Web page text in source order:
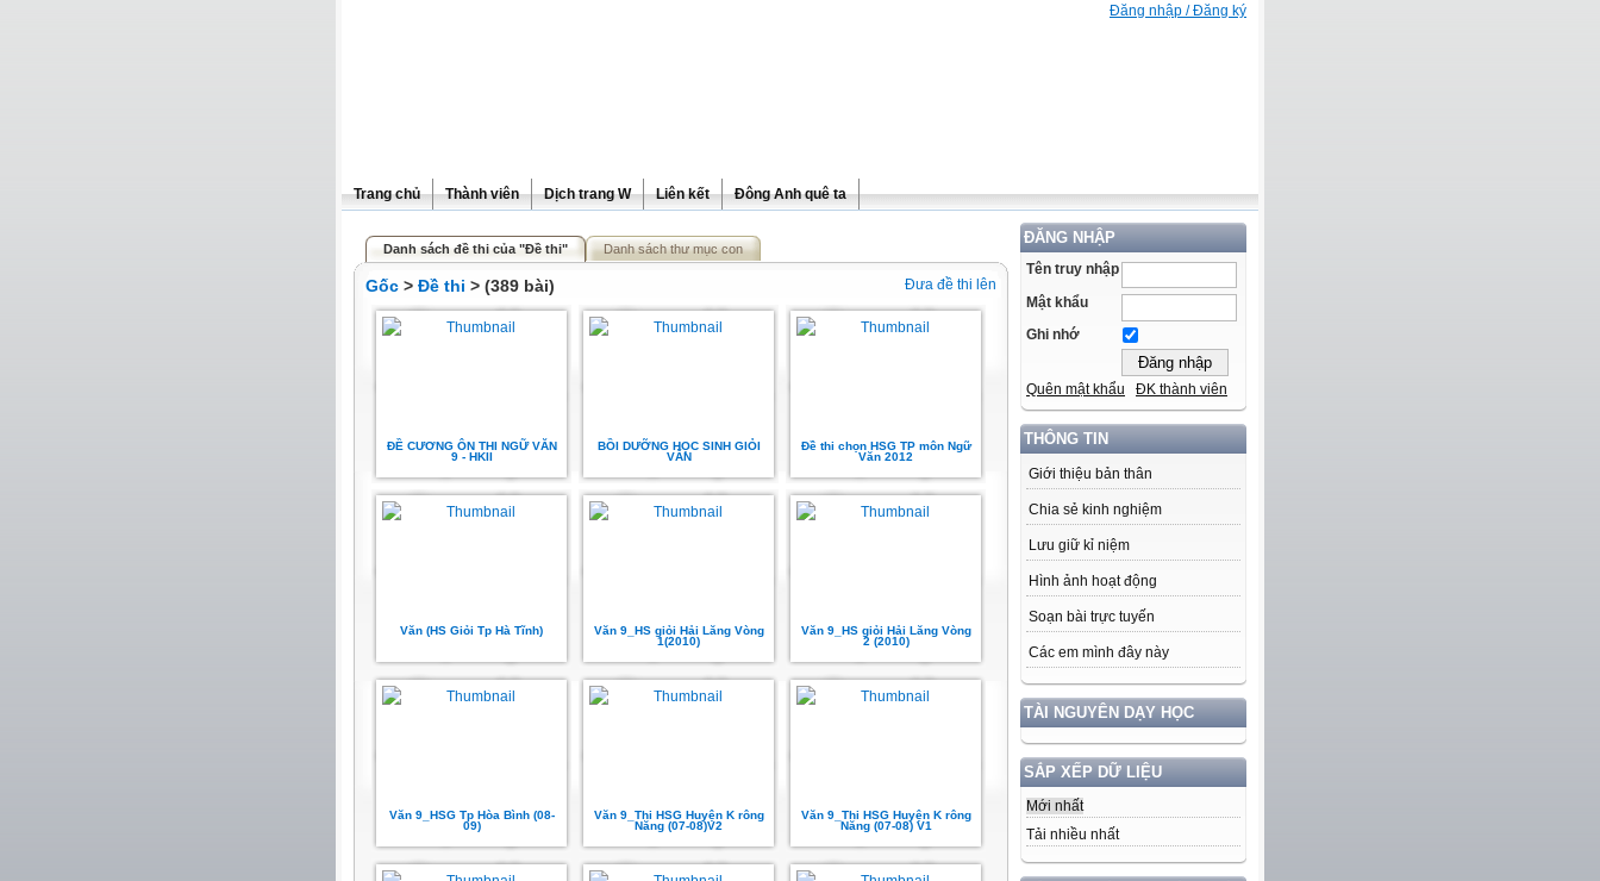
Đăng nhập / Đăng ký
Trang chủ Thành viên Dịch trang W Liên kết Đông Anh quê ta
ĐĂNG NHẬP
Tên truy nhập
Mật khẩu
Ghi nhớ
Quên mật khẩu ĐK thành viên
THÔNG TIN
Giới thiệu bản thân
Chia sẻ kinh nghiệm
Lưu giữ kỉ niệm
Hình ảnh hoạt động
Soạn bài trực tuyến
Các em mình đây này
TÀI NGUYÊN DẠY HỌC
SẮP XẾP DỮ LIỆU
Mới nhất
Tải nhiều nhất
Danh sách đề thi của "Đề thi" Danh sách thư mục con
Đưa đề thi lên
Gốc > Đề thi > (389 bài)
ĐỀ CƯƠNG ÔN THI NGỮ VĂN
9 - HKII
BỒI DƯỠNG HỌC SINH GIỎI
VĂN
Đề thi chọn HSG TP môn Ngữ
Văn 2012
Văn (HS Giỏi Tp Hà Tĩnh)
Văn 9_HS giỏi Hải Lăng Vòng
1(2010)
Văn 9_HS giỏi Hải Lăng Vòng
2 (2010)
Văn 9_HSG Tp Hòa Bình (08-
09)
Văn 9_Thi HSG Huyện K rông
Năng (07-08)V2
Văn 9_Thi HSG Huyện K rông
Năng (07-08) V1